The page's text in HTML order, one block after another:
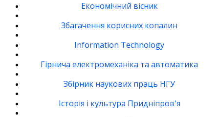
Економічний вісник
Збагачення корисних копалин
Information Technology
Гірнича електромеханіка та автоматика
Збірник наукових праць НГУ
Історія і культура Придніпров'я